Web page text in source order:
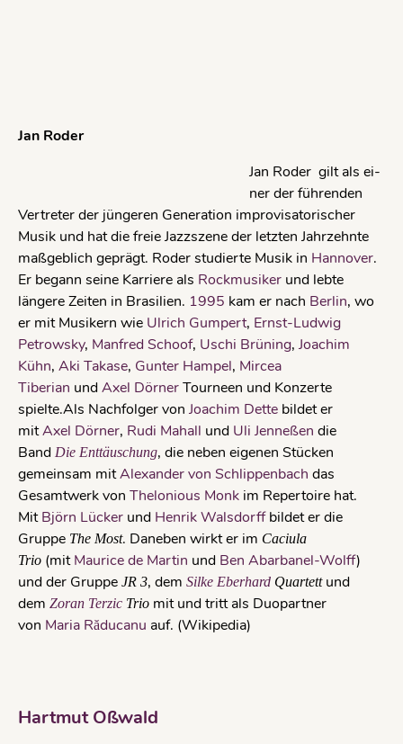
Jan Roder
Jan Roder gilt als ei­
ner der füh­ren­den
Vertreter der jün­ge­ren Generation im­pro­vi­satorischer
Musik und hat die freie Jazzszene der letz­ten Jahrzehnte
maß­geb­li­ch ge­prägt. Roder studierte Musik in Hannover.
Er begann seine Karriere als Rockmusiker und lebte
längere Zeiten in Brasilien. 1995 kam er nach Berlin, wo
er mit Musikern wie Ulrich Gumpert, Ernst-Ludwig
Petrowsky, Manfred Schoof, Uschi Brüning, Joachim
Kühn, Aki Takase, Gunter Hampel, Mircea
Tiberian undAxel DörnerTourneen und Konzerte
spielte.Als Nachfolger von Joachim Dette bildet er
mitAxel Dörner, Rudi Mahall und Uli Jenneßen die
Band Die Enttäuschung, die neben eigenen Stücken
gemeinsam mitAlexander von Schlippenbach das
Gesamtwerk von Thelonious Monk im Repertoire hat.
MitBjörn Lücker und Henrik Walsdorffbildet er die
Gruppe The Most. Daneben wirkt er im Caciula
Trio (mitMaurice de Martin und Ben Abarbanel-Wolff)
und der Gruppe JR 3, dem Silke Eberhard Quartettund
dem Zoran Terzic Trio mit und tritt als Duopartner
von Maria Răducanu auf. (Wikipedia)
Hartmut Oßwald